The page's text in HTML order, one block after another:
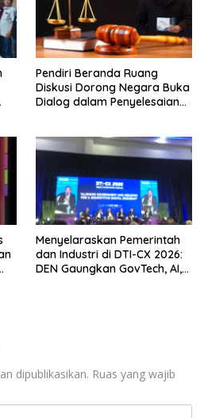
Pendiri Beranda Ruang
Diskusi Dorong Negara Buka
Dialog dalam Penyelesaian
Menyelaraskan Pemerintah
dan Industri di DTI-CX 2026:
DEN Gaungkan GovTech, AI,
dipublikasikan. Ruas yang wajib